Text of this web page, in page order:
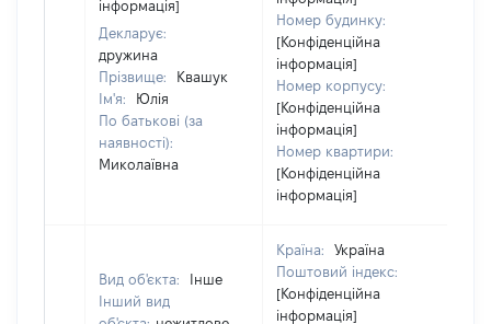
інформація]
Декларує:
дружина
Прізвище:
Квашук
Ім'я:
Юлія
По батькові (за
наявності):
Миколаївна
Номер будинку:
[Конфіденційна
інформація]
Номер корпусу:
[Конфіденційна
інформація]
Номер квартири:
[Конфіденційна
інформація]
Вид об'єкта:
Інше
Інший вид
Країна:
Україна
Поштовий індекс:
[Конфіденційна
інформація]